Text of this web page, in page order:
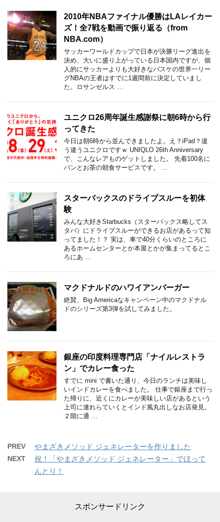
2010年NBAファイナル優勝はLAレイカー
ズ！全7戦を動画で振り返る（from
NBA.com）
サッカーワールドカップで日本が決勝リーグ進出を
決め、大いに盛り上がっている日本国内ですが、個
人的にサッカーよりも大好きなバスケの世界一リー
グNBAの王者はすでに1週間前に決定していまし
た。ロサンゼルス …
ユニクロ26周年誕生感謝祭に朝6時から行
ってきた
今日は朝6時から並んできましたよ。え？iPad？違
う違うユニクロですｗ UNIQLO 26th Anniversary
で、こんなレアものゲットしました。 先着100名に
パンとお茶の朝食サービスです。 …
スターバックスのドライブスルーを初体
験
みんな大好きStarbucks（スターバックス略してス
タバ）にドライブスルーができるお店があるって知
ってました！？ 実は、車で40分くらいのところに
あるホームセンターとか本屋とかが集まってるとこ
ろにあ …
マクドナルドのハワイアンバーガー
絶賛、Big Americaなキャンペーン中のマクドナル
ドのシリーズ第3弾を試してみました。
銀座の印度料理専門店「ナイルレストラ
ン」でカレー食った
すでに mini で書いた通り、今日のランチは美味し
いインドカレーを食べました。 仕事で銀座まで行っ
た帰りに、近くにカレーが美味しい店があるという
上司に連れらていくとインド風丸出しなお店発見。
２階に通 …
PREV やまざきメソッド ジェネレーターを作りました
NEXT
祝！「やまざきメソッド ジェネレーター」でほって
んとり！
スポンサードリンク